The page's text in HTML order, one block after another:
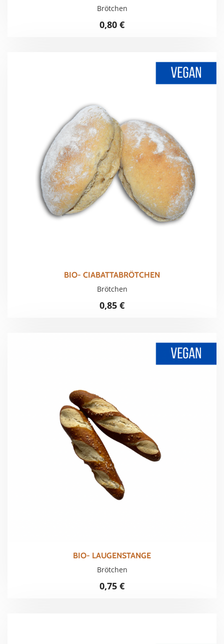
Brötchen
0,80 €
BIO- CIABATTABRÖTCHEN
Brötchen
0,85 €
BIO- LAUGENSTANGE
Brötchen
0,75 €